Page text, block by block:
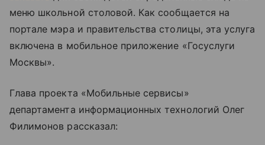
меню школьной столовой. Как сообщается на
портале мэра и правительства столицы, эта услуга
включена в мобильное приложение «Госуслуги
Москвы».
Глава проекта «Мобильные сервисы»
департамента информационных технологий Олег
Филимонов рассказал: